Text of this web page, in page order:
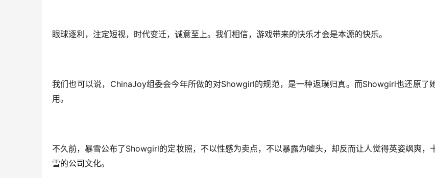
眼球逐利，注定短视，时代变迁，诚意至上。我们相信，游戏带来的快乐才会是本源的快乐。
我们也可以说， ChinaJoy组委会今年所做的对Showgirl的规范，是一种返璞归真。而Showgirl也还原了
用。
不久前，暴雪公布了Showgirl的定妆照，不以性感为卖点，不以暴露为嘘头，却反而让人觉得英姿飒爽，
雪的公司文化。